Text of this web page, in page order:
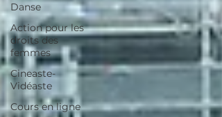
Danse
Action pour les
droits des
femmes
Cineaste-
Vidéaste
Cours en ligne